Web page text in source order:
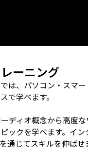
ーニング
は、パソコン・スマ
で学べます。
ディオ概念から高度
ックを学べます。イ
通じてスキルを伸ばせ